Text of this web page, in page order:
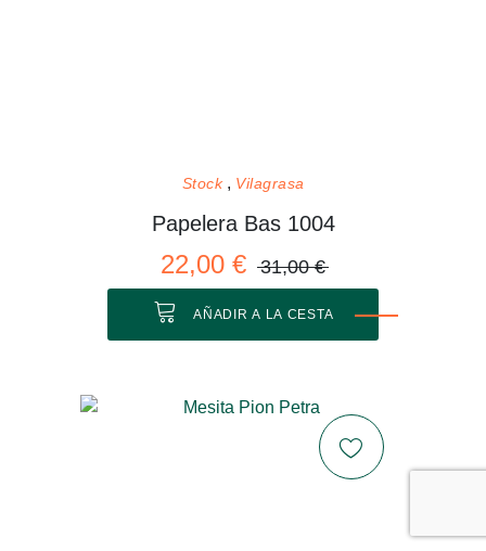
Stock Vilagrasa
Papelera Bas 1004
22,00 € 31,00 €
AÑADIR A LA CESTA